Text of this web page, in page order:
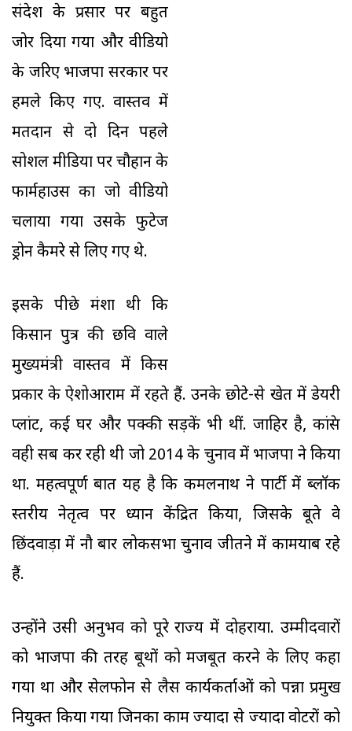
संदेश के प्रसार पर बहुत
जोर दिया गया और वीडियो
के जरिए भाजपा सरकार पर
हमले किए गए. वास्तव में
मतदान से दो दिन पहले
सोशल मीडिया पर चौहान के
फार्महाउस का जो वीडियो
चलाया गया उसके फुटेज
ड्रोन कैमरे से लिए गए थे.
इसके पीछे मंशा थी कि
किसान पुत्र की छवि वाले
मुख्यमंत्री वास्तव में किस
प्रकार के ऐशोआराम में रहते हैं. उनके छोटे-से खेत में डेयरी
प्लांट, कई घर और पक्की सड़कें भी थीं. जाहिर है, कांग्रेस
वही सब कर रही थी जो 2014 के चुनाव में भाजपा ने किया
था. महत्वपूर्ण बात यह है कि कमलनाथ ने पार्टी में ब्लॉक
स्तरीय नेतृत्व पर ध्यान केंद्रित किया, जिसके बूते वे
छिंदवाड़ा में नौ बार लोकसभा चुनाव जीतने में कामयाब रहे
हैं.
उन्होंने उसी अनुभव को पूरे राज्य में दोहराया. उम्मीदवारों
को भाजपा की तरह बूथों को मजबूत करने के लिए कहा
गया था और सेलफोन से लैस कार्यकर्ताओं को पन्ना प्रमुख
नियुक्त किया गया जिनका काम ज्यादा से ज्यादा वोटरों को